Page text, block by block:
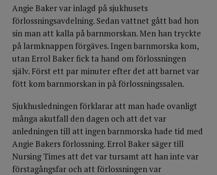
Angie Baker var inlagd på sjukhusets
förlossningsavdelning. Sedan vattnet gått bad hon
sin man att kalla på barnmorskan. Men han tryckte
på larmknappen förgäves. Ingen barnmorska kom,
utan Errol Baker fick ta hand om förlossningen
själv. Först ett par minuter efter det att barnet var
fött kom barnmorskan in på förlossningssalen.
Sjukhusledningen förklarar att man hade ovanligt
många akutfall den dagen och att det var
anledningen till att ingen barnmorska hade tid med
Angie Bakers förlossning. Errol Baker säger till
Nursing Times att det var tursamt att han inte var
förstagångsfar och att förlossningen var